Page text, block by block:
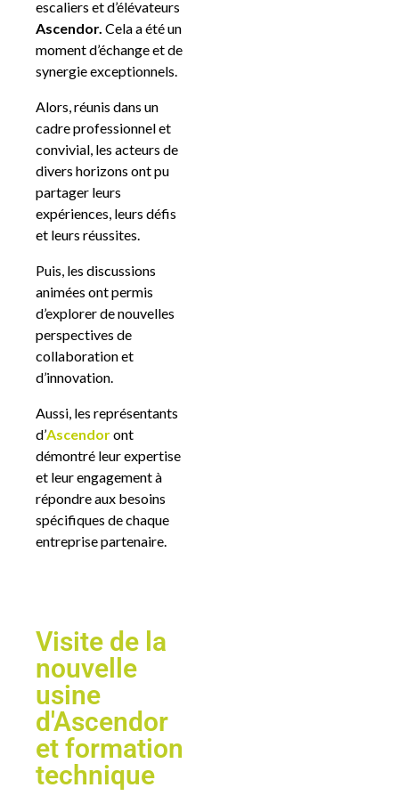
escaliers et d’élévateurs
Ascendor. Cela a été un
moment d’échange et de
synergie exceptionnels.
Alors, réunis dans un
cadre professionnel et
convivial, les acteurs de
divers horizons ont pu
partager leurs
expériences, leurs défis
et leurs réussites.
Puis, les discussions
animées ont permis
d’explorer de nouvelles
perspectives de
collaboration et
d’innovation.
Aussi, les représentants
d’Ascendoront
démontré leur expertise
et leur engagement à
répondre aux besoins
spécifiques de chaque
entreprise partenaire.
Visite de la
nouvelle
usine
d'Ascendor
et formation
technique